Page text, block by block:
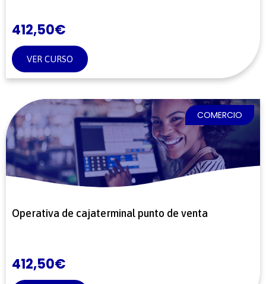
412,50€
VER CURSO
COMERCIO
Operativa de cajaterminal punto de venta
412,50€